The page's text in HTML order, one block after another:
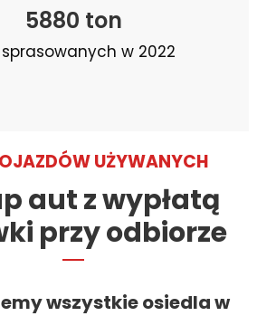
5880 ton
w 2022
UŻYWANYCH
aut z wypłatą
przy odbiorze
wszystkie osiedla w